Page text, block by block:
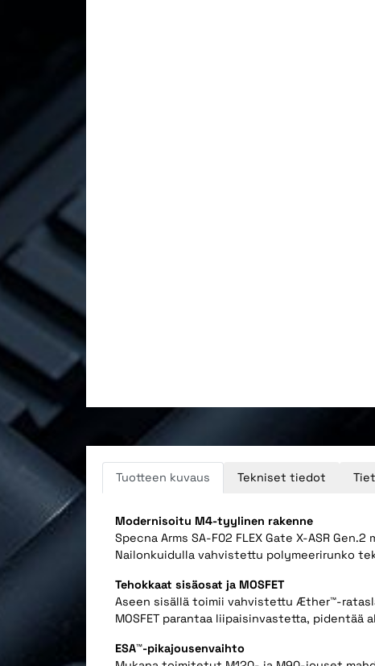
Tuotteen kuvaus Tekniset tiedot
Modernisoitu M4-tyylinen rakenne
Specna Arms SA-F02 FLEX Gate X-ASR
Nailonkuidulla vahvistettu polymeerirunko
Tehokkaat sisäosat ja MOSFET
Aseen sisällä toimii vahvistettu Æther™-
MOSFET parantaa liipaisinvastetta, pidentää
ESA™-pikajousenvaihto